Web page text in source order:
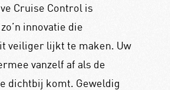
Cruise Control is
innovatie die
veiliger lijkt te maken. Uw
vanzelf af als de
dichtbij komt. Geweldig